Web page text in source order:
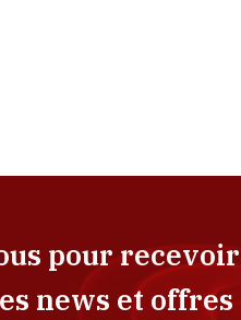
pour recevoir
news et offres